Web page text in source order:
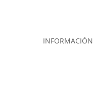
INFORMACIÓN